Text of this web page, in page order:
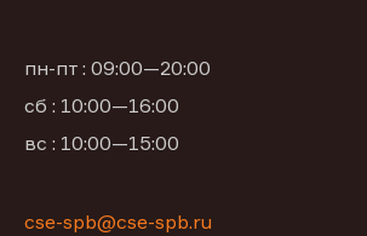
пн-пт : 09:00—20:00
сб : 10:00—16:00
вс : 10:00—15:00
cse-spb@cse-spb.ru